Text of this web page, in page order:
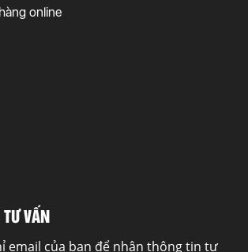
online
VẤN
email của bạn để nhận thông tin tư